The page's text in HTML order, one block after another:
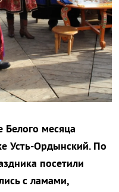
Белого месяца
Усть-Ордынский. По
посетили
с ламами,